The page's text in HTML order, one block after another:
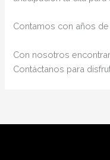
Contamos con años
Con nosotros
Contáctanos para